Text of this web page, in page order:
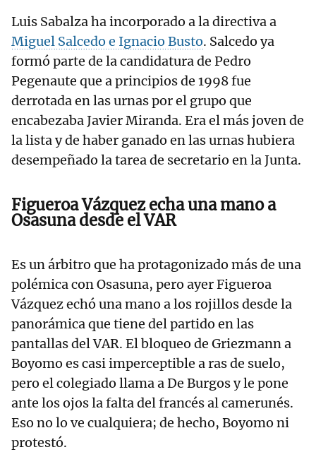
Luis Sabalza ha incorporado a la directiva a
Miguel Salcedo e Ignacio Busto. Salcedo ya
formó parte de la candidatura de Pedro
Pegenaute que a principios de 1998 fue
derrotada en las urnas por el grupo que
encabezaba Javier Miranda. Era el más joven de
la lista y de haber ganado en las urnas hubiera
desempeñado la tarea de secretario en la Junta.
Figueroa Vázquez echa una mano a
Osasuna desde el VAR
Es un árbitro que ha protagonizado más de una
polémica con Osasuna, pero ayer Figueroa
Vázquez echó una mano a los rojillos desde la
panorámica que tiene del partido en las
pantallas del VAR. El bloqueo de Griezmann a
Boyomo es casi imperceptible a ras de suelo,
pero el colegiado llama a De Burgos y le pone
ante los ojos la falta del francés al camerunés.
Eso no lo ve cualquiera; de hecho, Boyomo ni
protestó.